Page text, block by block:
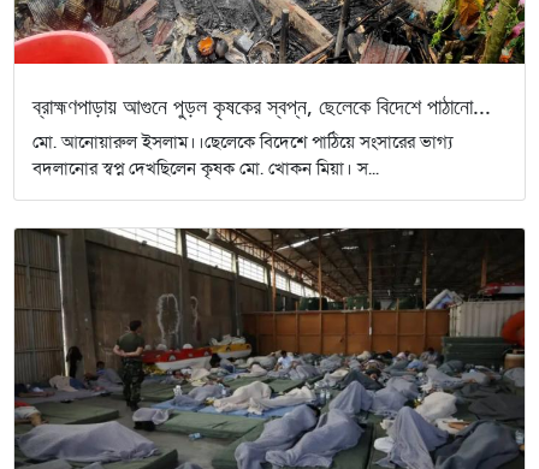
ব্রাহ্মণপাড়ায় আগুনে পুড়ল কৃষকের স্বপ্ন, ছেলেকে বিদেশে পাঠানো...
মো. আনোয়ারুল ইসলাম।।ছেলেকে বিদেশে পাঠিয়ে সংসারের ভাগ্য
বদলানোর স্বপ্ন দেখছিলেন কৃষক মো. খোকন মিয়া। স...